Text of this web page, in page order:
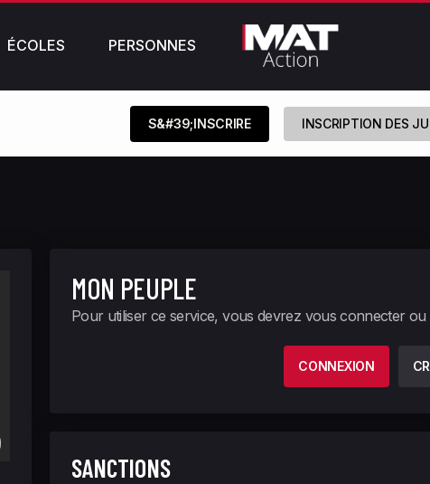
ÉCOLES PERSONNES
S&#39;INSCRIRE INSCRIPTION DES
MON PEUPLE
Pour utiliser ce service, vous devrez vous connecter
CONNEXION
SANCTIONS